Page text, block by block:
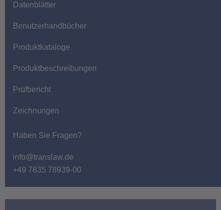
Datenblätter
Benutzerhandbücher
Produktkataloge
Produktbeschreibungen
Prüfbericht
Zeichnungen
Haben Sie Fragen?
info@translaw.de
+49 7835 78939-00